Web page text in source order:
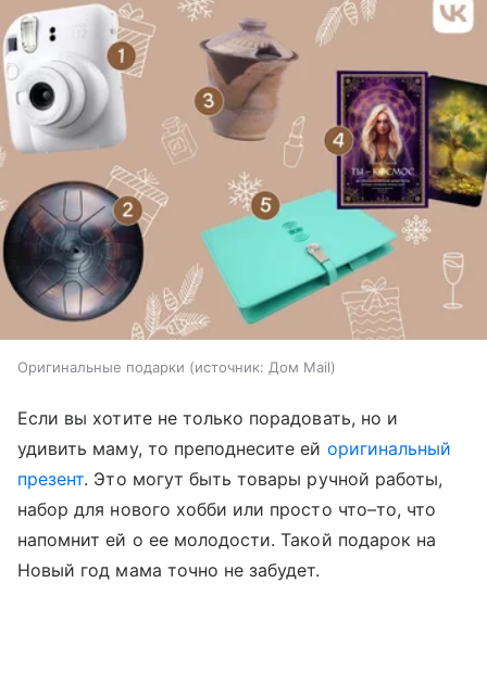
Оригинальные подарки источник: Дом Mail
Если вы хотите не только порадовать, но и
удивить маму, то преподнесите ей оригинальный
презент. Это могут быть товары ручной работы,
набор для нового хобби или просто что–то, что
напомнит ей о ее молодости. Такой подарок на
Новый год мама точно не забудет.